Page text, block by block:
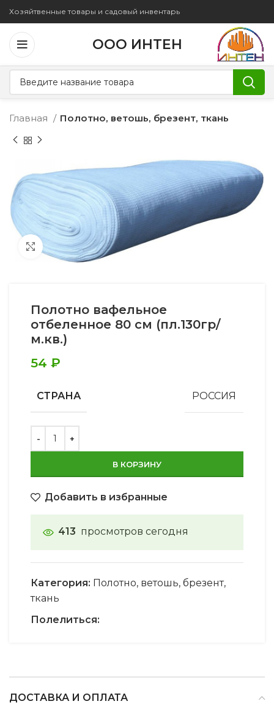
Хозяйтвенные товары и садовый инвентарь
ООО ИНТЕН
Главная Полотно, ветошь, брезент, ткань
Увеличить
Полотно вафельное
отбеленное 80 см (пл.130гр/
м.кв.)
54 ₽
СТРАНА РОССИЯ
В КОРЗИНУ
Добавить в избранные
413 просмотров сегодня
Категория: Полотно, ветошь, брезент,
ткань
Полелиться:
ДОСТАВКА И ОПЛАТА